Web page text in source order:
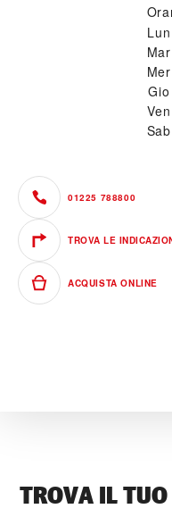
Lun
Mar
Mer
Gio
Ven
Sab
01225 788800
TROVA LE
ACQUISTA ONLINE
TROVA IL